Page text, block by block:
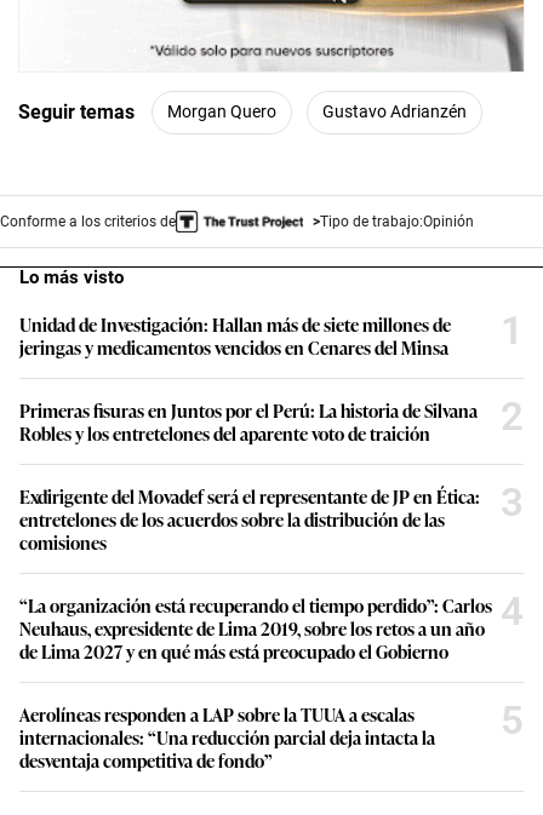
Seguir temas Morgan Quero Gustavo Adrianzén
Conforme a los criterios de Tipo de trabajo:Opinión
Lo más visto
Unidad de Investigación: Hallan más de siete millones de
jeringas y medicamentos vencidos en Cenares del Minsa
1
Primeras fisuras en Juntos por el Perú: La historia de Silvana
Robles y los entretelones del aparente voto de traición
2
Exdirigente del Movadef será el representante de JP en Ética:
entretelones de los acuerdos sobre la distribución de las
comisiones
3
“La organización está recuperando el tiempo perdido”: Carlos
Neuhaus, expresidente de Lima 2019, sobre los retos a un año
de Lima 2027 y en qué más está preocupado el Gobierno
4
Aerolíneas responden a LAP sobre la TUUA a escalas
internacionales: “Una reducción parcial deja intacta la
desventaja competitiva de fondo”
5